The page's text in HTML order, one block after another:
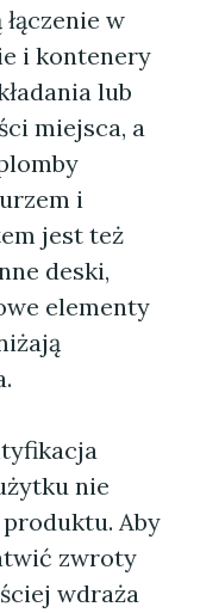
w
i kontenery
lub
miejsca, a
i
jest też
deski,
elementy
nie
Aby
zwroty
wdraża